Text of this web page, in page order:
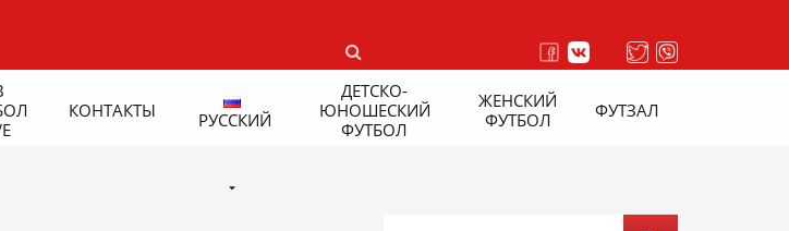
КОНТАКТЫ РУССКИЙ
ДЕТСКО-
ЮНОШЕСКИЙ
ФУТБОЛ
ЖЕНСКИЙ
ФУТБОЛ
ФУТЗАЛ